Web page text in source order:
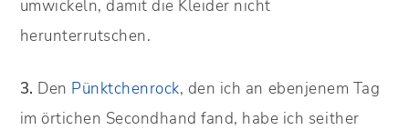
umwickeln, damit die Kleider nicht
herunterrutschen.
3. Den Pünktchenrock, den ich an ebenjenem Tag
im örtichen Secondhand fand, habe ich seither